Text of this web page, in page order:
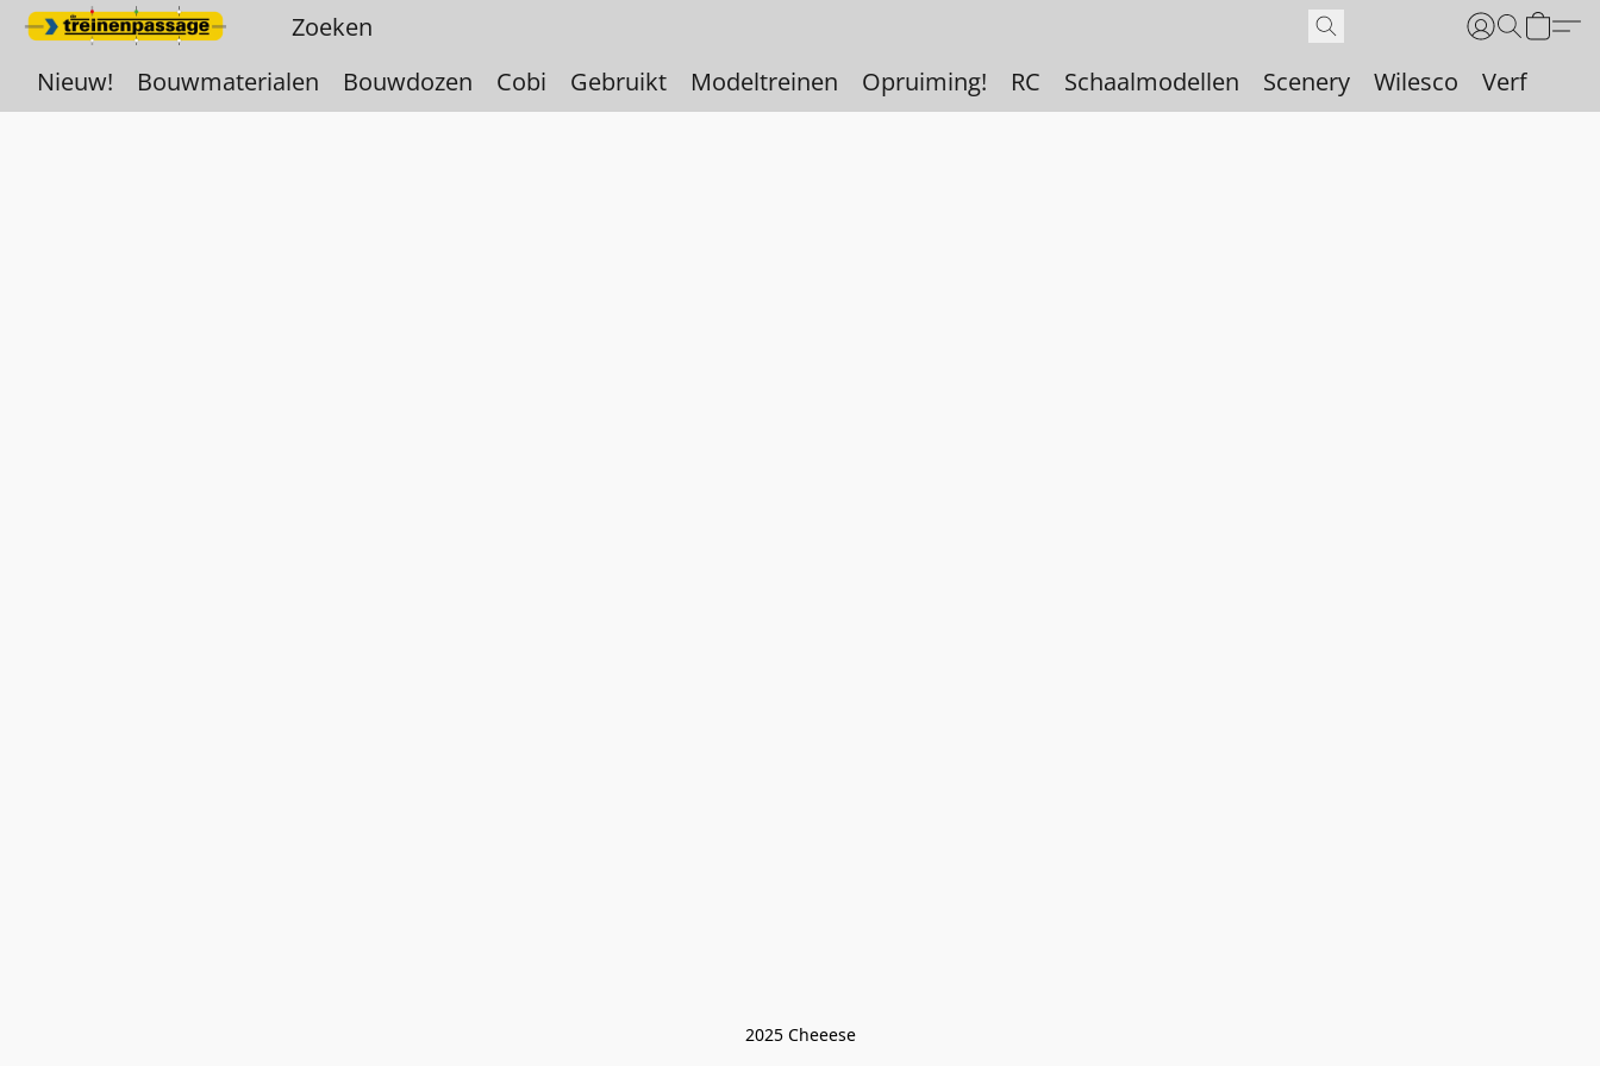
Nieuw! Bouwmaterialen Bouwdozen Cobi Gebruikt Modeltreinen Opruiming! RC Schaalmodellen Scenery Wilesco Verf
2025 Cheeese